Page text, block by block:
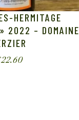
HERMITAGE
2022 – DOMAINE
22.60